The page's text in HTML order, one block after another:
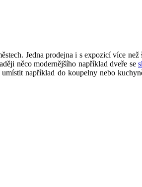
Jedna prodejna i s expozicí více než
něco modernějšího například dveře se
například do koupelny nebo